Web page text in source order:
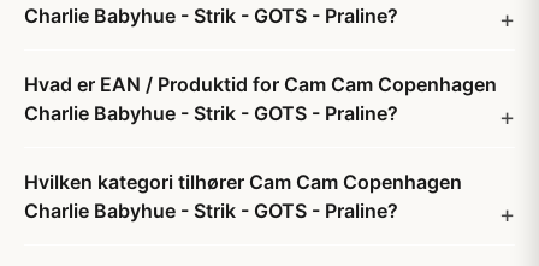
Charlie Babyhue - Strik - GOTS - Praline?
Hvad er EAN / Produktid for Cam Cam Copenhagen
Charlie Babyhue - Strik - GOTS - Praline?
Hvilken kategori tilhører Cam Cam Copenhagen
Charlie Babyhue - Strik - GOTS - Praline?